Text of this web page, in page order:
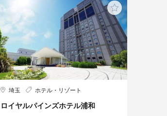
埼玉 ホテル・リゾート
ロイヤルパインズホテル浦和